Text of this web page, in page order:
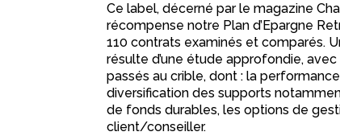
Ce label, décerné par le magazine
récompense notre Plan d’Epargne
110 contrats examinés et comparés.
résulte d’une étude approfondie,
passés au crible, dont : la performance
diversification des supports
de fonds durables, les options de
client/conseiller.